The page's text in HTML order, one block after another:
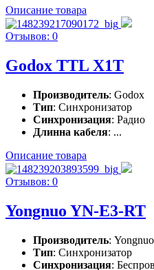
Описание товара
Отзывов: 0
Godox TTL X1T
Производитель: Godox
Тип: Синхронизатор
Синхронизация: Радио
Длинна кабеля: ...
Описание товара
Отзывов: 0
Yongnuo YN-E3-RT
Производитель: Yongnuo
Тип: Синхронизатор
Синхронизация: